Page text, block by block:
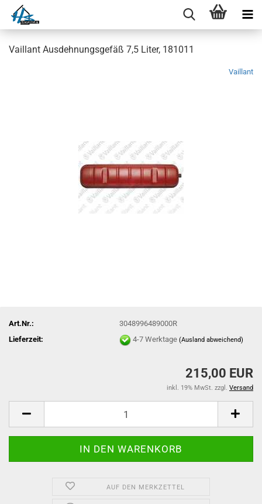
Vaillant Ausdehnungsgefäß 7,5 Liter, 181011
Vaillant
Art.Nr.:
3048996489000R
Lieferzeit:
4-7 Werktage(Ausland abweichend)
215,00 EUR
inkl. 19% MwSt. zzgl. Versand
AUF DEN MERKZETTEL